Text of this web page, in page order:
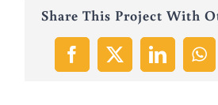
Share This Project With
Facebook
X LinkedIn